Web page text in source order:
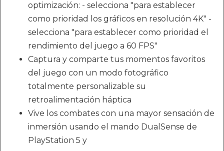
optimización: - selecciona "para establecer
como prioridad los gráficos en resolución 4K" -
selecciona "para establecer como prioridad el
rendimiento del juego a 60 FPS"
Captura y comparte tus momentos favoritos
del juego con un modo fotográfico
totalmente personalizable su
retroalimentación háptica
Vive los combates con una mayor sensación de
inmersión usando el mando DualSense de
PlayStation 5 y